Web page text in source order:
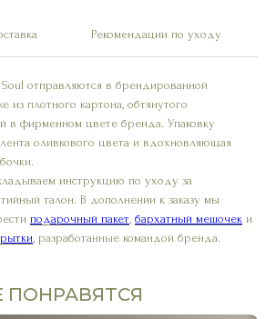
Рекомендации по уходу
отправляются в брендированной
из плотного картона, обтянутого
в фирменном цвете бренда. Упаковку
оливкового цвета и вдохновляющая
инструкцию по уходу за
талон. В дополнении к заказу мы
подарочный пакет бархатный мешочек и
, разработанные командой бренда.
ПОНРАВЯТСЯ